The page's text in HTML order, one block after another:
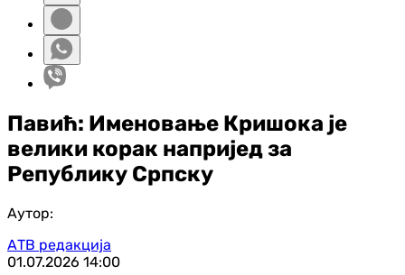
Павић: Именовање Кришока је
велики корак напријед за
Републику Српску
Аутор:
АТВ редакција
01.07.2026 14:00